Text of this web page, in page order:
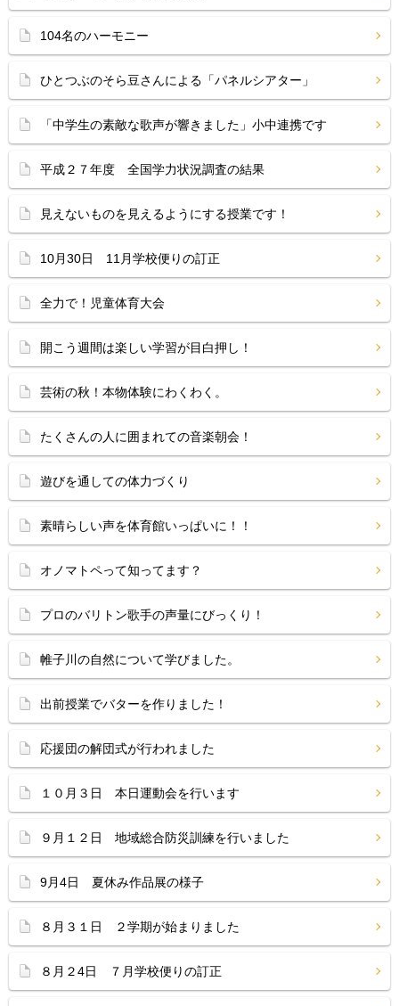
104名のハーモニー
ひとつぶのそら豆さんによる「パネルシアター」
「中学生の素敵な歌声が響きました」小中連携です
平成２７年度 全国学力状況調査の結果
見えないものを見えるようにする授業です！
10月30日 11月学校便りの訂正
全力で！児童体育大会
開こう週間は楽しい学習が目白押し！
芸術の秋！本物体験にわくわく。
たくさんの人に囲まれての音楽朝会！
遊びを通しての体力づくり
素晴らしい声を体育館いっぱいに！！
オノマトペって知ってます？
プロのバリトン歌手の声量にびっくり！
帷子川の自然について学びました。
出前授業でバターを作りました！
応援団の解団式が行われました
１０月３日 本日運動会を行います
９月１２日 地域総合防災訓練を行いました
9月4日 夏休み作品展の様子
８月３１日 ２学期が始まりました
８月２4日 ７月学校便りの訂正